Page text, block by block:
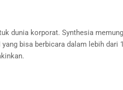
dunia korporat. Synthesia
yang bisa berbicara dalam lebih dari